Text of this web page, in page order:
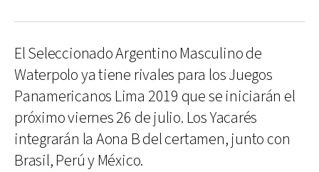
El Seleccionado Argentino Masculino de
Waterpolo ya tiene rivales para los Juegos
Panamericanos Lima 2019 que se iniciarán el
próximo viernes 26 de julio. Los Yacarés
integrarán la Aona B del certamen, junto con
Brasil, Perú y México.